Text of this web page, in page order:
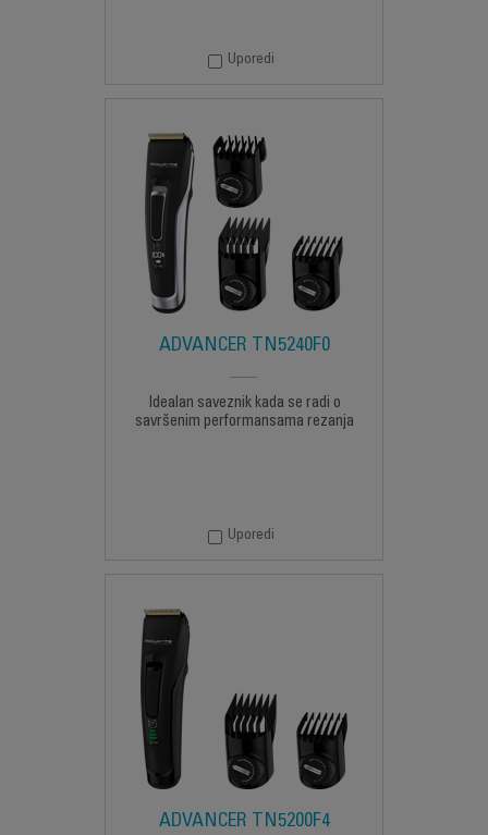
Uporedi
ADVANCER TN5240F0
Idealan saveznik kada se radi o
savršenim performansama rezanja
Uporedi
ADVANCER TN5200F4